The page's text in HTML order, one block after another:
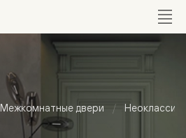
Межкомнатные двери Неоклассика